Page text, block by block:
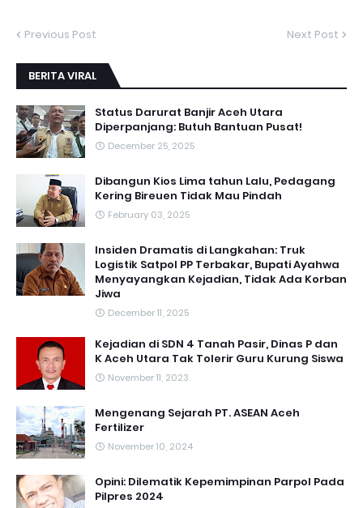
Previous Post Next Post
BERITA VIRAL
Status Darurat Banjir Aceh Utara
Diperpanjang: Butuh Bantuan Pusat!
December 25, 2025
Dibangun Kios Lima tahun Lalu, Pedagang
Kering Bireuen Tidak Mau Pindah
February 03, 2025
Insiden Dramatis di Langkahan: Truk
Logistik Satpol PP Terbakar, Bupati Ayahwa
Menyayangkan Kejadian, Tidak Ada Korban
Jiwa
December 11, 2025
Kejadian di SDN 4 Tanah Pasir, Dinas P dan
K Aceh Utara Tak Tolerir Guru Kurung Siswa
November 11, 2023
Mengenang Sejarah PT. ASEAN Aceh
Fertilizer
November 10, 2024
Opini: Dilematik Kepemimpinan Parpol Pada
Pilpres 2024